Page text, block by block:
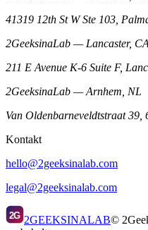
41319 12th St W Ste 103,
2GeeksinaLab — Lancaster, CA
211 E Avenue K-6 Suite F,
2GeeksinaLab — Arnhem, NL
Van Oldenbarneveldtstraat
Kontakt
hello@2geeksinalab.com
legal@2geeksinalab.com
2G 2GEEKSINALAB©